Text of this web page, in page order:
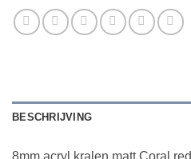
BESCHRIJVING
8mm acryl kralen matt Coral red